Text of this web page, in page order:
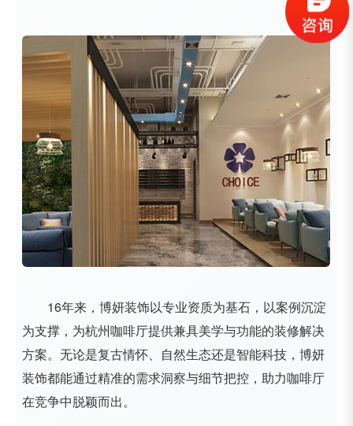
16年来，博妍装饰以专业资质为基石，以案例沉淀
为支撑，为杭州咖啡厅提供兼具美学与功能的装修解决
方案。无论是复古情怀、自然生态还是智能科技，博妍
装饰都能通过精准的需求洞察与细节把控，助力咖啡厅
在竞争中脱颖而出。